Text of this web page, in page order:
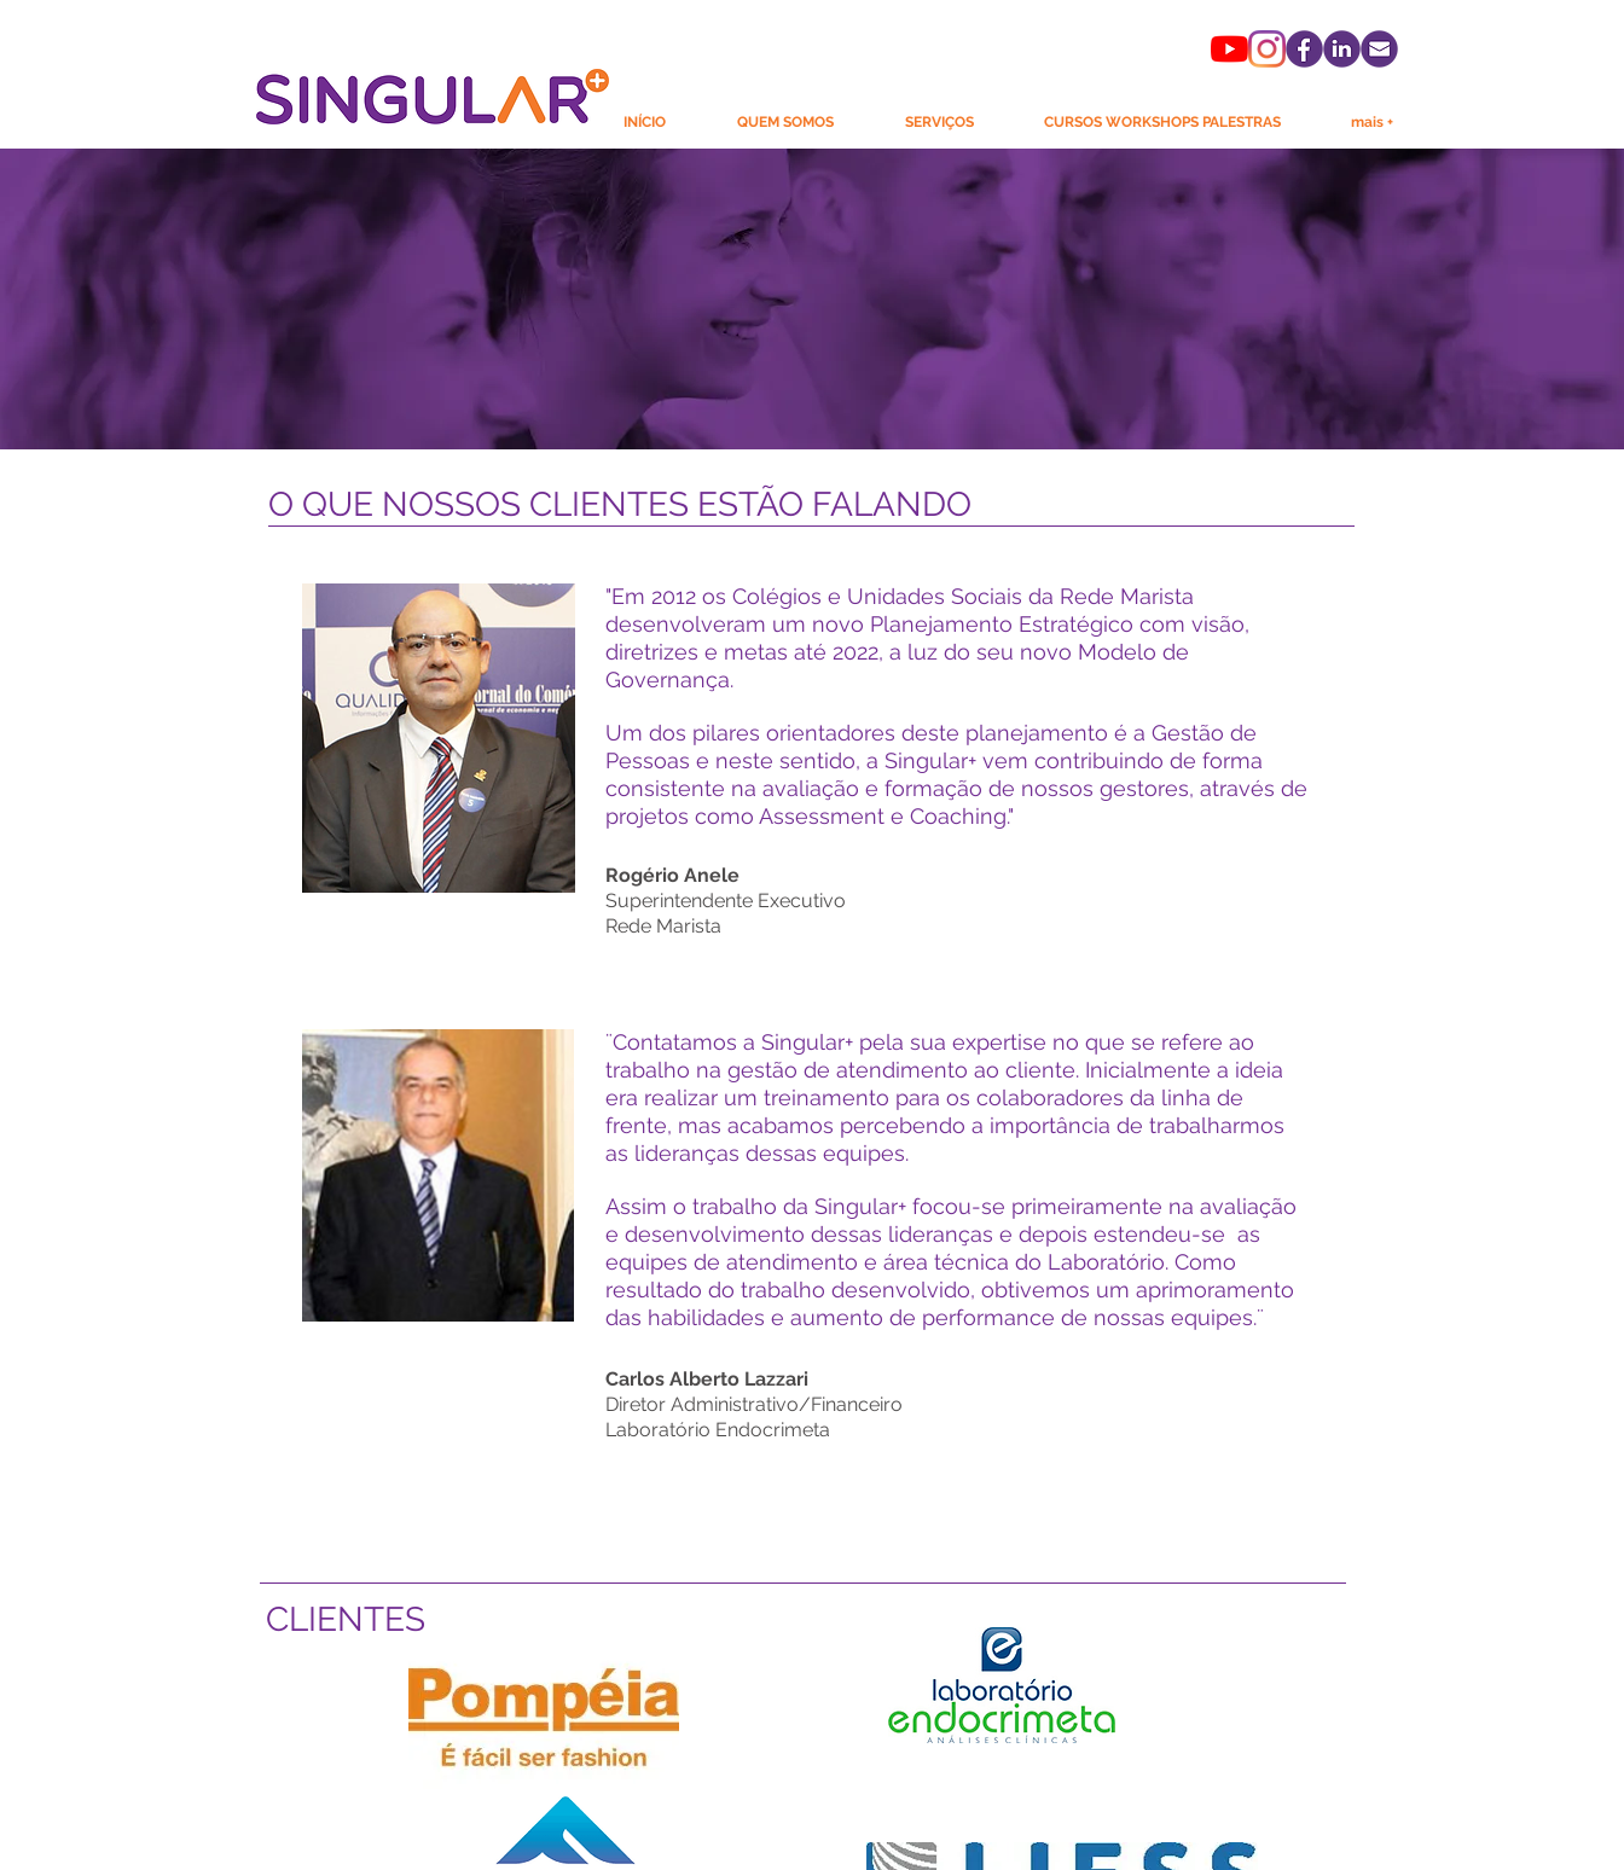
INÍCIO QUEM SOMOS SERVIÇOS CURSOS WORKSHOPS PALESTRAS mais +
O QUE NOSSOS CLIENTES ESTÃO FALANDO
"Em 2012 os Colégios e Unidades Sociais da Rede Marista
desenvolveram um novo Planejamento Estratégico com visão,
diretrizes e metas até 2022, a luz do seu novo Modelo de
Governança.
Um dos pilares orientadores deste planejamento é a Gestão de
Pessoas e neste sentido, a Singular+ vem contribuindo de forma
consistente na avaliação e formação de nossos gestores, através de
projetos como Assessment e Coaching."
Rogério Anele
Superintendente Executivo
Rede Marista
Carlos Alberto Lazzari
Diretor Administrativo/Financeiro
Laboratório Endocrimeta
¨Contatamos a Singular+ pela sua expertise no que se refere ao
trabalho na gestão de atendimento ao cliente. Inicialmente a ideia
era realizar um treinamento para os colaboradores da linha de
frente, mas acabamos percebendo a importância de trabalharmos
as lideranças dessas equipes.
Assim o trabalho da Singular+ focou-se primeiramente na avaliação
e desenvolvimento dessas lideranças e depois estendeu-se as
equipes de atendimento e área técnica do Laboratório. Como
resultado do trabalho desenvolvido, obtivemos um aprimoramento
das habilidades e aumento de performance de nossas equipes.¨
CLIENTES